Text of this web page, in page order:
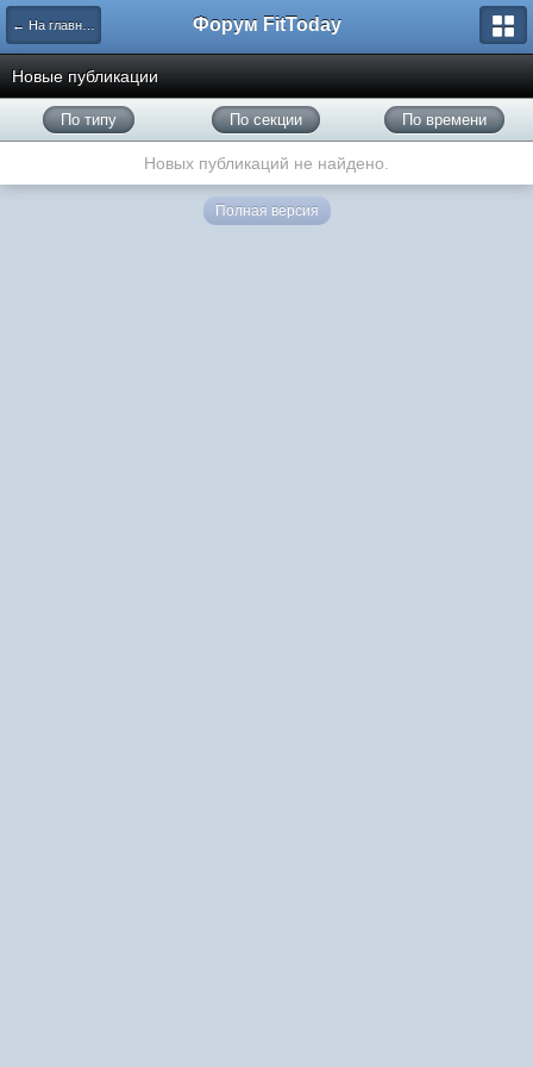
← На главную Форум FitToday
Новые публикации
По типу По секции По времени
Новых публикаций не найдено.
Полная версия